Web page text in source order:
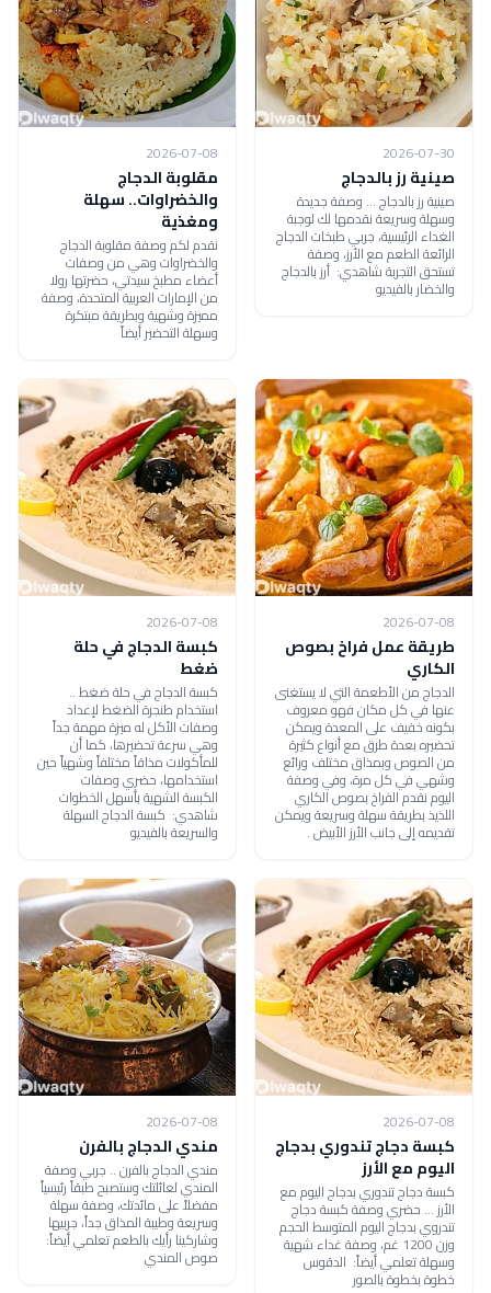
2026-07-30
صينية رز بالدجاج
صينية رز بالدجاج ... وصفة جديدة
وسهلة وسريعة نقدمها لك لوجبة
الغداء الرئيسية، جربي طبخات الدجاج
الرائعة الطعم مع الأرز، وصفة
تستحق التجربة شاهدي: أرز بالدجاج
والخضار بالفيديو
2026-07-08
مقلوبة الدجاج
والخضراوات.. سهلة
ومغذية
نقدم لكم وصفة مقلوبة الدجاج
والخضراوات وهي من وصفات
أعضاء مطبخ سيدتي، حضرتها رولا
من الإمارات العربية المتحدة، وصفة
مميزة وشهية وبطريقة مبتكرة
وسهلة التحضير أيضاً
2026-07-08
طريقة عمل فراخ بصوص
الكاري
الدجاج من الأطعمة التي لا يستغنى
عنها في كل مكان فهو معروف
بكونه خفيف على المعدة ويمكن
تحضيره بعدة طرق مع أنواع كثيرة
من الصوص وبمذاق مختلف ورائع
وشهي في كل مرة، وفي وصفة
اليوم نقدم الفراخ بصوص الكاري
اللذيذ بطريقة سهلة وسريعة ويمكن
تقديمه إلى جانب الأرز الأبيض .
2026-07-08
كبسة الدجاج في حلة
ضغط
كبسة الدجاج في حلة ضغط ..
استخدام طنجرة الضغط لإعداد
وصفات الأكل له ميزة مهمة جداً
وهي سرعة تحضيرها، كما أن
للمأكولات مذاقاً مختلفاً وشهياً حين
استخدامها، حضري وصفات
الكبسة الشهية بأسهل الخطوات
شاهدي: كبسة الدجاج السهلة
والسريعة بالفيديو
2026-07-08
كبسة دجاج تندوري بدجاج
اليوم مع الأرز
كبسة دجاج تندوري بدجاج اليوم مع
الأرز ... حضري وصفة كبسة دجاج
تندروي بدجاج اليوم المتوسط الحجم
وزن 1200 غم، وصفة غداء شهية
وسهلة تعلمي أيضاً: الدقوس
خطوة بخطوة بالصور
2026-07-08
مندي الدجاج بالفرن
مندي الدجاج بالفرن .. جربي وصفة
المندي لعائلتك وستصبح طبقاً رئيسياً
مفضلاً على مائدتك، وصفة سهلة
وسريعة وطيبة المذاق جداً، جربيها
وشاركينا رأيك بالطعم تعلمي أيضاً:
صوص المندي